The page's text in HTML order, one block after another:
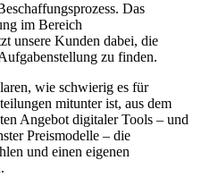
Das
im Bereich
unsere Kunden dabei, die
zu finden.
wie schwierig es für
mitunter ist, aus dem
Angebot digitaler Tools – und
Preismodelle – die
und einen eigenen